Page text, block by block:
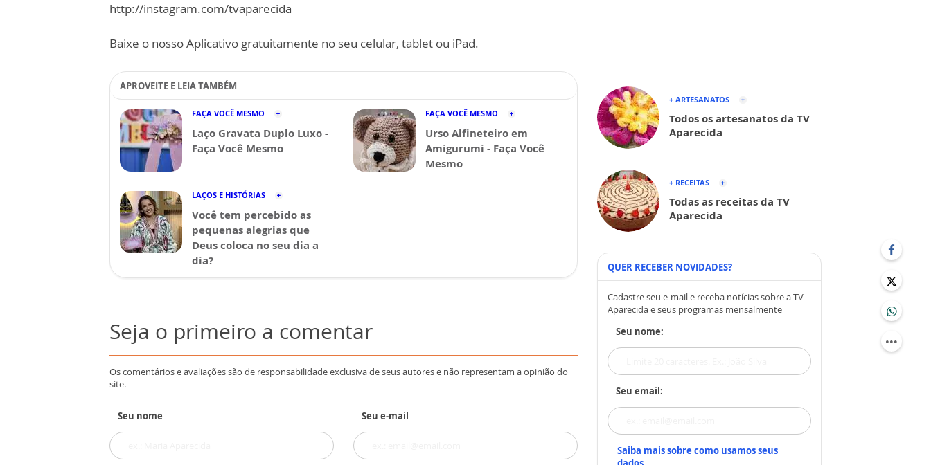
http://instagram.com/tvaparecida
Baixe o nosso Aplicativo gratuitamente no seu celular, tablet ou iPad.
APROVEITE E LEIA TAMBÉM
FAÇA VOCÊ MESMO
Laço Gravata Duplo Luxo -
Faça Você Mesmo
FAÇA VOCÊ MESMO
Urso Alfineteiro em
Amigurumi - Faça Você
Mesmo
LAÇOS E HISTÓRIAS
Você tem percebido as
pequenas alegrias que
Deus coloca no seu dia a
dia?
Seja o primeiro a comentar
Os comentários e avaliações são de responsabilidade exclusiva de seus autores e não representam a opinião do
site.
Seu nome Seu e-mail
+ ARTESANATOS
Todos os artesanatos da TV
Aparecida
+ RECEITAS
Todas as receitas da TV
Aparecida
QUER RECEBER NOVIDADES?
Cadastre seu e-mail e receba notícias sobre a TV
Aparecida e seus programas mensalmente
Seu nome:
Seu email:
Saiba mais sobre como usamos seus